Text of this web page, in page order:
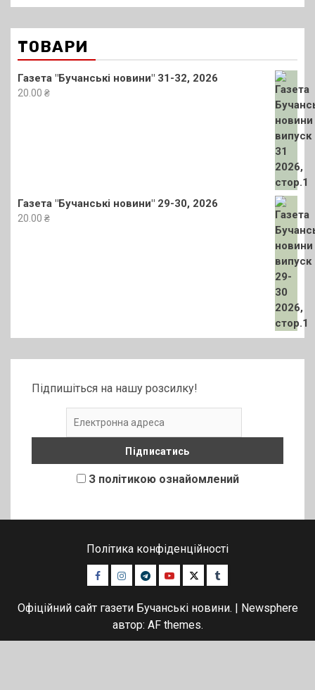
ТОВАРИ
Газета "Бучанські новини" 31-32, 2026
20.00 ₴
Газета "Бучанські новини" 29-30, 2026
20.00 ₴
Підпишіться на нашу розсилку!
З політикою ознайомлений
Політика конфіденційності
Facebook
Instagram
TelegramYoutubeTwitterTumblr
Офіційний сайт газети Бучанські новини.
Newsphere
автор: AF themes.